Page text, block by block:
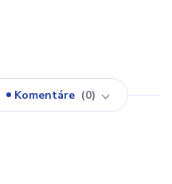
Komentáre 0